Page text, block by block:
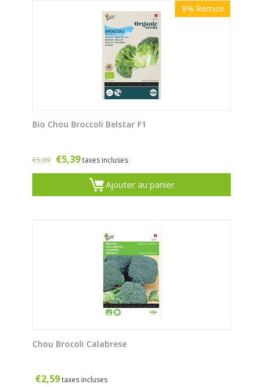
8% Remise
Bio Chou Broccoli Belstar F1
€5,89 €5,39taxes incluses
Ajouter au panier
Chou Brocoli Calabrese
€2,59taxes incluses